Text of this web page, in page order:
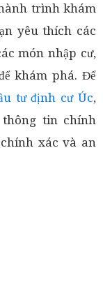
trình khám
yêu thích các
món nhập cư,
khám phá. Để
tư định cư Úc,
thông tin chính
xác và an